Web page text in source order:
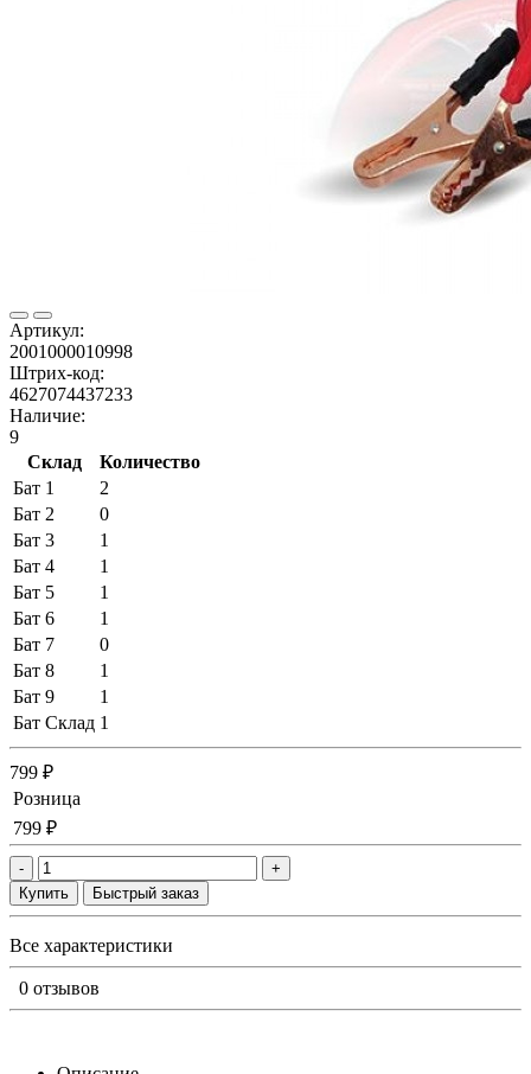
Артикул:
2001000010998
Штрих-код:
4627074437233
Наличие:
9
Склад
Количество
Бат 1
2
Бат 2
0
Бат 3
1
Бат 4
1
Бат 5
1
Бат 6
1
Бат 7
0
Бат 8
1
Бат 9
1
Бат Склад 1
799 ₽
Розница
799 ₽
-
+
Купить
Быстрый заказ
Все характеристики
0 отзывов